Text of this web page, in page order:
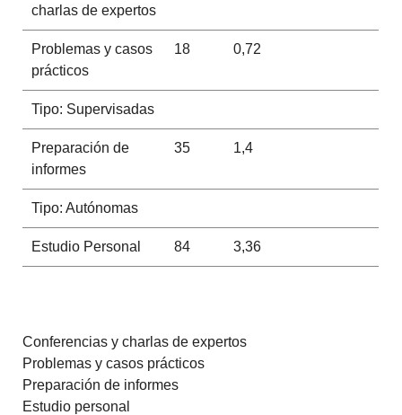
charlas de expertos
Problemas y casos
prácticos
18 0,72
Tipo: Supervisadas
Preparación de
informes
35 1,4
Tipo: Autónomas
Estudio Personal 84 3,36
Conferencias y charlas de expertos
Problemas y casos prácticos
Preparación de informes
Estudio personal